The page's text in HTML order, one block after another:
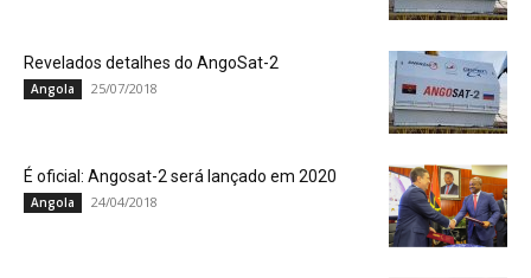
Revelados detalhes do AngoSat-2
Angola 25/07/2018
É oficial: Angosat-2 será lançado em 2020
Angola 24/04/2018